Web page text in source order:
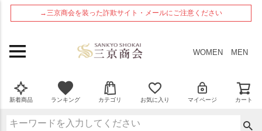
→三京商会を装った詐欺サイト・メールにご注意ください
WOMEN MEN
新着商品 ランキング カテゴリ お気に入り マイページ カート
ペー